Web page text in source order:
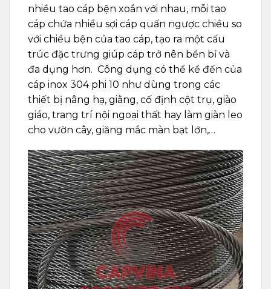
nhiều tao cáp bện xoắn với nhau, mỗi tao
cáp chứa nhiều sợi cáp quấn ngược chiều so
với chiều bện của tao cáp, tạo ra một cấu
trúc đặc trưng giúp cáp trở nên bền bỉ và
đa dụng hơn. Công dụng có thể kể đến của
cáp inox 304 phi 10 như dùng trong các
thiết bị nâng hạ, giằng, cố định cột trụ, giào
giáo, trang trí nội ngoại thất hay làm giàn leo
cho vườn cây, giăng mắc màn bạt lớn,…